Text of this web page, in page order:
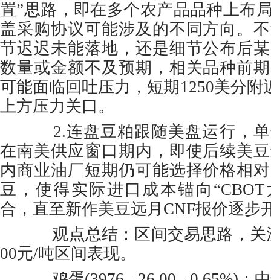
置”思路，即在多个农产品品种上布
盖采购协议可能涉及的不同方向。
节迟迟未能落地，还是细节公布后
数量或金额不及预期，相关品种前
可能面临回吐压力，短期1250美分附
上方压力关口。
2.连盘豆粕跟随美盘运行，单
在南美供应窗口期内，即使后续美
内商业油厂短期仍可能选择价格相
豆，使得实际进口成本锚向“CBOT
合，直至新作美豆远月CNF报价逐步
观点总结：区间交易思路，关
00元/吨区间表现。